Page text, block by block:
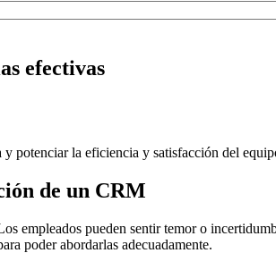
efectivas
potenciar la eficiencia y satisfacción del
de un CRM
empleados pueden sentir temor o
poder abordarlas adecuadamente.